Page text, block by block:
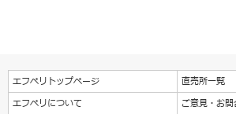
エフペリトップページ
直売所一覧
エフペリについて
ご意見・お問